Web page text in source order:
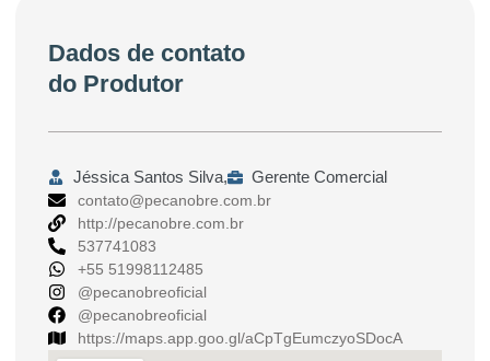
Dados de contato
do Produtor
Jéssica Santos Silva, Gerente Comercial
contato@pecanobre.com.br
http://pecanobre.com.br
537741083
+55 51998112485
@pecanobreoficial
@pecanobreoficial
https://maps.app.goo.gl/aCpTgEumczyoSDocA